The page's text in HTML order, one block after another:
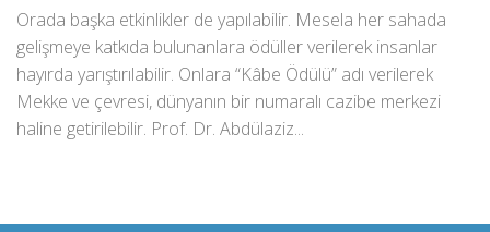
Orada başka etkinlikler de yapılabilir. Mesela her sahada
gelişmeye katkıda bulunanlara ödüller verilerek insanlar
hayırda yarıştırılabilir. Onlara “Kâbe Ödülü” adı verilerek
Mekke ve çevresi, dünyanın bir numaralı cazibe merkezi
haline getirilebilir. Prof. Dr. Abdülaziz...